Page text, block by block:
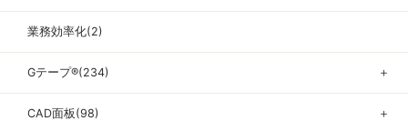
業務効率化(2)
Gテープ®(234) ＋
CAD面板(98) ＋